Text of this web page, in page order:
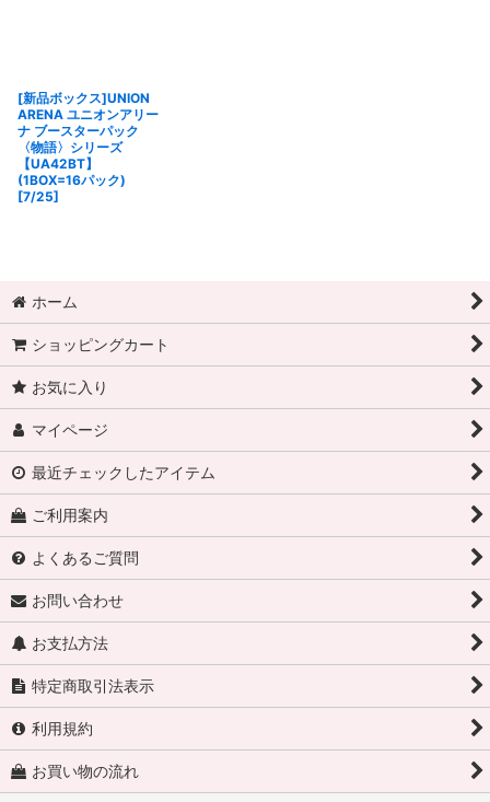
[新品ボックス]UNION
ARENA ユニオンアリー
ナ ブースターパック
〈物語〉シリーズ
【UA42BT】
(1BOX=16パック)
[7/25]
ホーム
ショッピングカート
お気に入り
マイページ
最近チェックしたアイテム
ご利用案内
よくあるご質問
お問い合わせ
お支払方法
特定商取引法表示
利用規約
お買い物の流れ